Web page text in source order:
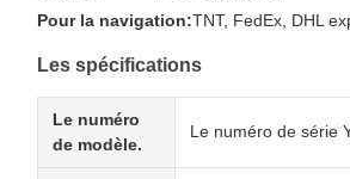
Pour la navigation:TNT, FedEx, DHL
Les spécifications
Le numéro
de modèle.
Le numéro de série